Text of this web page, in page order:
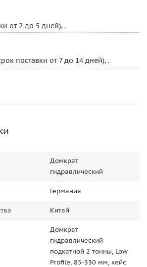
от 2 до 5 дней), .
поставки от 7 до 14 дней), .
Домкрат
гидравлический
Германия
Китай
Домкрат
гидравлический
подкатной 2 тонны, Low
Profile, 85-330 мм, кейс